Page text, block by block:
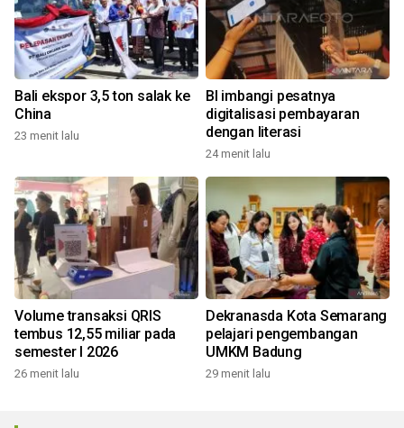
Bali ekspor 3,5 ton salak ke
China
23 menit lalu
BI imbangi pesatnya
digitalisasi pembayaran
dengan literasi
24 menit lalu
Volume transaksi QRIS
tembus 12,55 miliar pada
semester I 2026
26 menit lalu
Dekranasda Kota Semarang
pelajari pengembangan
UMKM Badung
29 menit lalu